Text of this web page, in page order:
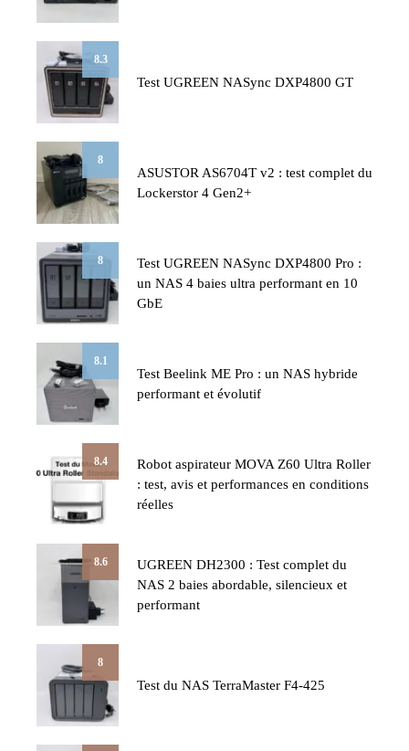
8.3
Test UGREEN NASync DXP4800 GT
8
ASUSTOR AS6704T v2 : test complet du
Lockerstor 4 Gen2+
8
Test UGREEN NASync DXP4800 Pro :
un NAS 4 baies ultra performant en 10
GbE
8.1
Test Beelink ME Pro : un NAS hybride
performant et évolutif
8.4
Robot aspirateur MOVA Z60 Ultra Roller
: test, avis et performances en conditions
réelles
8.6
UGREEN DH2300 : Test complet du
NAS 2 baies abordable, silencieux et
performant
8
Test du NAS TerraMaster F4-425